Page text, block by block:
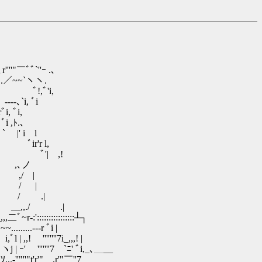
.
ﾞ'i,
ﾞi
i,
.､
i l
ir'r l,
ﾞ'| ,!
ノ
,/ |
/ |
/ .|
.|
r ﾞi |
|
' ﾞi,_､＿__
￣''7